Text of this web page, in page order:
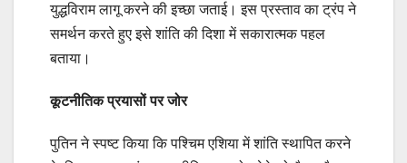
युद्धविराम लागू करने की इच्छा जताई। इस प्रस्ताव का ट्रंप ने
समर्थन करते हुए इसे शांति की दिशा में सकारात्मक पहल
बताया।
कूटनीतिक प्रयासों पर जोर
पुतिन ने स्पष्ट किया कि पश्चिम एशिया में शांति स्थापित करने